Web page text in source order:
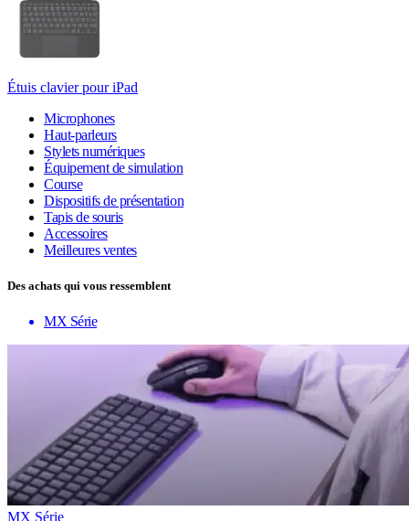
Étuis clavier pour iPad
Microphones
Haut-parleurs
Stylets numériques
Équipement de simulation
Course
Dispositifs de présentation
Tapis de souris
Accessoires
Meilleures ventes
Des achats qui vous ressemblent
MX Série
MX Série